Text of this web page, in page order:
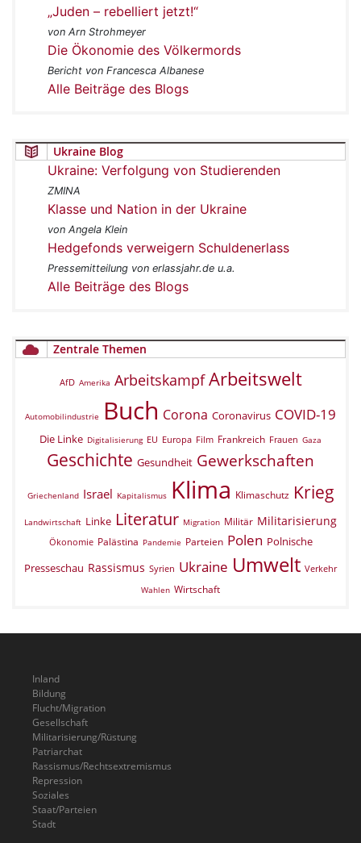
„Juden – rebelliert jetzt!“
von Arn Strohmeyer
Die Ökonomie des Völkermords
Bericht von Francesca Albanese
Alle Beiträge des Blogs
Ukraine Blog
Ukraine: Verfolgung von Studierenden
ZMINA
Klasse und Nation in der Ukraine
von Angela Klein
Hedgefonds verweigern Schuldenerlass
Pressemitteilung von erlassjahr.de u.a.
Alle Beiträge des Blogs
Zentrale Themen
AfD Amerika Arbeitskampf Arbeitswelt
Automobilindustrie Buch Corona Coronavirus COVID-19
Die Linke Digitalisierung EU Europa Film Frankreich Frauen Gaza
Geschichte Gesundheit Gewerkschaften
Griechenland Israel Kapitalismus Klima Klimaschutz Krieg
Landwirtschaft Linke Literatur Migration Militär Militarisierung
Ökonomie Palästina Pandemie Parteien Polen Polnische
Presseschau Rassismus Syrien Ukraine Umwelt Verkehr
Wahlen Wirtschaft
Inland
Bildung
Flucht/Migration
Gesellschaft
Militarisierung/Rüstung
Patriarchat
Rassismus/Rechtsextremismus
Repression
Soziales
Staat/Parteien
Stadt